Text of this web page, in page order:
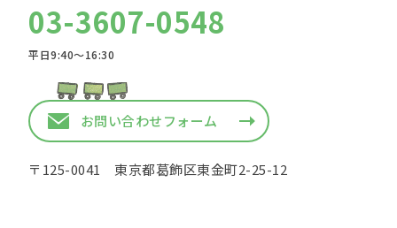
03-3607-0548
平日9:40〜16:30
お問い合わせフォーム
〒125-0041 東京都葛飾区東金町2-25-12